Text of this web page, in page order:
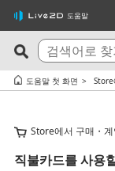
도움말
최신 FAQ
サードパーティ
よびCubism SDK
도움이 되는 질
Cubism Editor・
（Windows）
도움말 첫 화면 Store
Store에서 구매・
직불카드를 사용